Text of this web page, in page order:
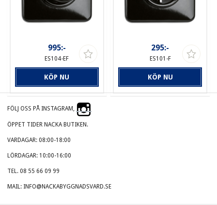
995:-
ES104-EF
KÖP NU
295:-
ES101-F
KÖP NU
FÖLJ OSS PÅ INSTAGRAM,
ÖPPET TIDER NACKA BUTIKEN.
VARDAGAR: 08:00-18:00
LÖRDAGAR: 10:00-16:00
TEL. 08 55 66 09 99
MAIL: INFO@NACKABYGGNADSVARD.SE